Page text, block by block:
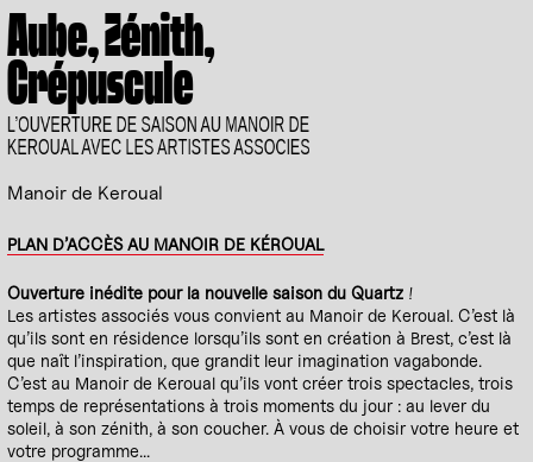
Aube, Zénith,
Crépuscule
L’OUVERTURE DE SAISON AU MANOIR DE
KEROUAL AVEC LES ARTISTES ASSOCIES
Manoir de Keroual
PLAN D’ACCÈS AU MANOIR DE KÉROUAL
Ouverture inédite pour la nouvelle saison du Quartz !
Les artistes associés vous convient au Manoir de Keroual. C’est là
qu’ils sont en résidence lorsqu’ils sont en création à Brest, c’est là
que naît l’inspiration, que grandit leur imagination vagabonde.
C’est au Manoir de Keroual qu’ils vont créer trois spectacles, trois
temps de représentations à trois moments du jour : au lever du
soleil, à son zénith, à son coucher. À vous de choisir votre heure et
votre programme...